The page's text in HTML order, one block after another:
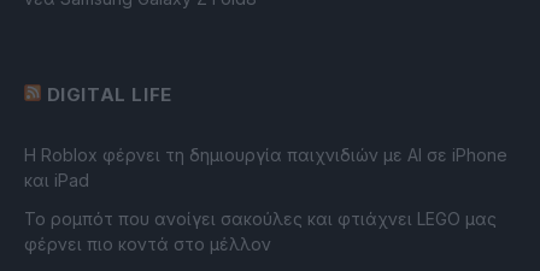
DIGITAL LIFE
Η Roblox φέρνει τη δημιουργία παιχνιδιών με ΑΙ σε iPhone
και iPad
Το ρομπότ που ανοίγει σακούλες και φτιάχνει LEGO μας
φέρνει πιο κοντά στο μέλλον